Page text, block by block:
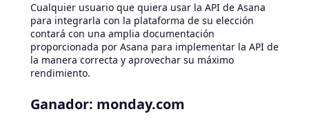
Cualquier usuario que quiera usar la API de Asana
para integrarla con la plataforma de su elección
contará con una amplia documentación
proporcionada por Asana para implementar la API de
la manera correcta y aprovechar su máximo
rendimiento.
Ganador: monday.com